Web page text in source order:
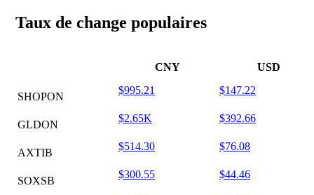
Taux de change populaires
CNY USD
SHOPON
$995.21 $147.22
GLDON
$2.65K $392.66
AXTIB
$514.30 $76.08
SOXSB
$300.55 $44.46